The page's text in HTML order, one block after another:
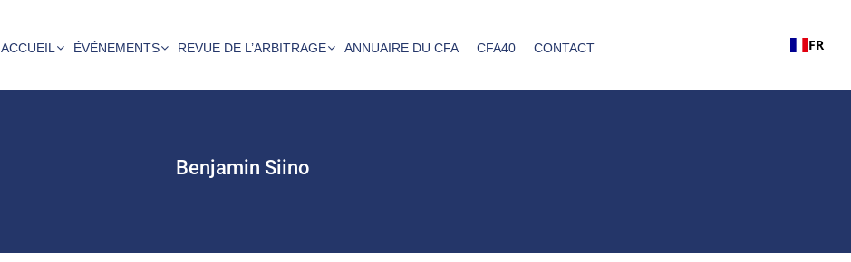
ACCUEIL ÉVÉNEMENTS REVUE DE L’ARBITRAGE ANNUAIRE DU CFA CFA40 CONTACT FR
Benjamin Siino